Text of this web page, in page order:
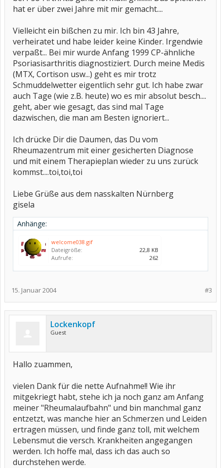
hat er über zwei Jahre mit mir gemacht....
Vielleicht ein bißchen zu mir. Ich bin 43 Jahre,
verheiratet und habe leider keine Kinder. Irgendwie
verpaßt... Bei mir wurde Anfang 1999 CP-ähnliche
Psoriasisarthritis diagnostiziert. Durch meine Medis
(MTX, Cortison usw...) geht es mir trotz
Schmuddelwetter eigentlich sehr gut. Ich habe zwar
auch Tage (wie z.B. heute) wo es mir absolut besch....
geht, aber wie gesagt, das sind mal Tage
dazwischen, die man am Besten ignoriert...
Ich drücke Dir die Daumen, das Du vom
Rheumazentrum mit einer gesicherten Diagnose
und mit einem Therapieplan wieder zu uns zurück
kommst....toi,toi,toi
Liebe Grüße aus dem nasskalten Nürnberg
gisela
Anhänge:
welcome038.gif
Dateigröße:
22,8 KB
Aufrufe:
262
#3
15. Januar 2004
Lockenkopf
Guest
Hallo zuammen,
vielen Dank für die nette Aufnahme!! Wie ihr
mitgekriegt habt, stehe ich ja noch ganz am Anfang
meiner "Rheumalaufbahn" und bin manchmal ganz
entzetzt, was manche hier an Schmerzen und Leiden
ertragen müssen, und finde ganz toll, mit welchem
Lebensmut die versch. Krankheiten angegangen
werden. Ich hoffe mal, dass ich das auch so
durchstehen werde.